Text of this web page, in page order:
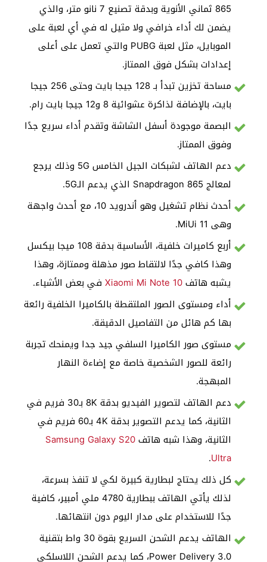
865 ثماني الأنوية وبدقة تصنيع 7 نانو متر، والذي
يضمن لك أداء خرافي ولا مثيل له في أي لعبة على
الموبايل، مثل لعبة PUBG والتي تعمل على أعلى
إعدادات بشكل فوق الممتاز.
مساحة تخزين تبدأ بـ 128 جيجا بايت وحتى 256 جيجا
بايت، بالإضافة لذاكرة عشوائية 8 و12 جيجا بايت رام.
البصمة موجودة أسفل الشاشة وتقدم أداء سريع جدًا
وفوق الممتاز.
دعم الهاتف لشبكات الجيل الخامس 5G وذلك يرجع
لمعالج Snapdragon 865 الذي يدعم الـ5G.
أحدث نظام تشغيل وهو أندرويد 10، مع أحدث واجهة
وهى MiUi 11.
أربع كاميرات خلفية، الأساسية بدقة 108 ميجا بيكسل
وهذا كافي جدًا لالتقاط صور مذهلة وممتازة، وهذا
يشبه هاتفXiaomi Mi Note 10 في بعض الأشياء.
أداء ومستوى الصور الملتقطة بالكاميرا الخلفية رائعة
بها كم هائل من التفاصيل الدقيقة.
مستوى صور الكاميرا السلفي جيد جدا ويمنحك تجربة
رائعة للصور الشخصية خاصة مع إضاءة النهار
المبهجة.
دعم الهاتف لتصوير الفيديو بدقة 8K بـ30 فريم في
الثانية، كما يدعم التصوير بدقة 4K بـ60 فريم في
الثانية، وهذا شبه هاتفSamsung Galaxy S20
Ultra
.
كل ذلك يحتاج لبطارية كبيرة لكي لا تنفذ بسرعة،
لذلك يأتي الهاتف ببطارية 4780 ملي أمبير، كافية
جدًا للاستخدام على مدار اليوم دون انتهائها.
الهاتف يدعم الشحن السريع بقوة 30 واط بتقنية
Power Delivery 3.0، كما يدعم الشحن اللاسلكي